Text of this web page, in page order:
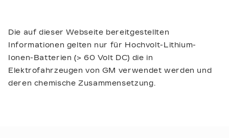
Die auf dieser Webseite bereitgestellten
Informationen gelten nur für Hochvolt-Lithium-
Ionen-Batterien (> 60 Volt DC) die in
Elektrofahrzeugen von GM verwendet werden und
deren chemische Zusammensetzung.